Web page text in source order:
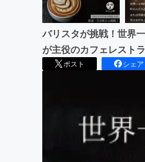
バリスタが挑戦！世界
が主役のカフェレスト
ポスト シェア